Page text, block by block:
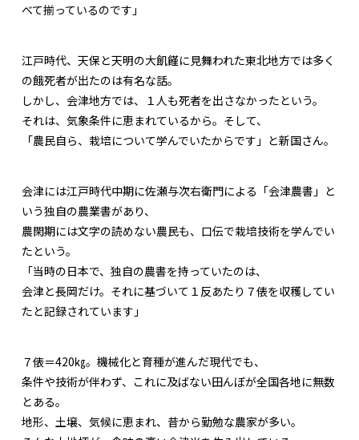
べて揃っているのです」
江戸時代、天保と天明の大飢饉に見舞われた東北地方では多く
の餓死者が出たのは有名な話。
しかし、会津地方では、１人も死者を出さなかったという。
それは、気象条件に恵まれているから。そして、
「農民自ら、栽培について学んでいたからです」と新国さん。
会津には江戸時代中期に佐瀬与次右衛門による「会津農書」と
いう独自の農業書があり、
農閑期には文字の読めない農民も、口伝で栽培技術を学んでい
たという。
「当時の日本で、独自の農書を持っていたのは、
会津と長岡だけ。それに基づいて１反あたり７俵を収穫してい
たと記録されています」
７俵＝420㎏。機械化と育種が進んだ現代でも、
条件や技術が伴わず、これに及ばない田んぼが全国各地に無数
とある。
地形、土壌、気候に恵まれ、昔から勤勉な農家が多い。